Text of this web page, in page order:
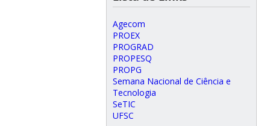
Agecom
PROEX
PROGRAD
PROPESQ
PROPG
Semana Nacional de Ciência e
Tecnologia
SeTIC
UFSC